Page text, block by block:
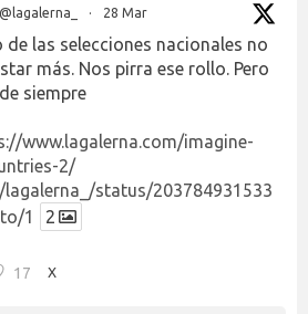
@lagalerna_ · 28 Mar
las selecciones nacionales no
más. Nos pirra ese rollo. Pero
siempre
www.lagalerna.com/imagine-
2/
status/203784931533
1
2
17 X